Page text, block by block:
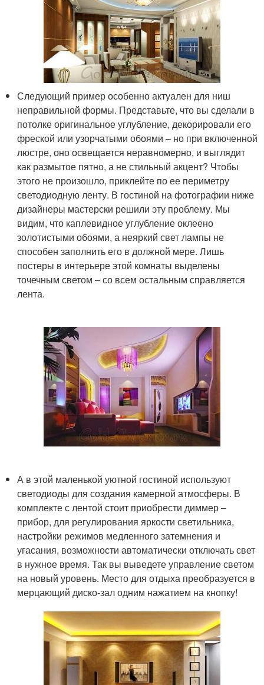
Следующий пример особенно актуален для ниш
неправильной формы. Представьте, что вы сделали в
потолке оригинальное углубление, декорировали его
фреской или узорчатыми обоями – но при включенной
люстре, оно освещается неравномерно, и выглядит
как размытое пятно, а не стильный акцент? Чтобы
этого не произошло, приклейте по ее периметру
светодиодную ленту. В гостиной на фотографии ниже
дизайнеры мастерски решили эту проблему. Мы
видим, что каплевидное углубление оклеено
золотистыми обоями, а неяркий свет лампы не
способен заполнить его в должной мере. Лишь
постеры в интерьере этой комнаты выделены
точечным светом – со всем остальным справляется
лента.
А в этой маленькой уютной гостиной используют
светодиоды для создания камерной атмосферы. В
комплекте с лентой стоит приобрести диммер –
прибор, для регулирования яркости светильника,
настройки режимов медленного затемнения и
угасания, возможности автоматически отключать свет
в нужное время. Так вы выведете управление светом
на новый уровень. Место для отдыха преобразуется в
мерцающий диско-зал одним нажатием на кнопку!